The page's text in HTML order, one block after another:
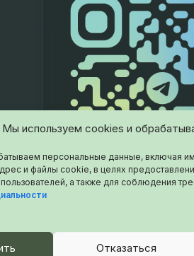
Мы используем cookies и
персональные данные, включая
и файлы cookie, в целях
а также для соблюдения
Отказаться